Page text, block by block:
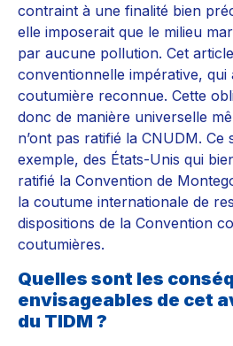
contraint à une finalité bien
elle imposerait que le milieu
par aucune pollution. Cet
conventionnelle impérative, qui
coutumière reconnue. Cette
donc de manière universelle
n’ont pas ratifié la CNUDM. Ce
exemple, des États-Unis qui
ratifié la Convention de
la coutume internationale de
dispositions de la Convention
coutumières.
Quelles sont les
envisageables de cet
du TIDM ?